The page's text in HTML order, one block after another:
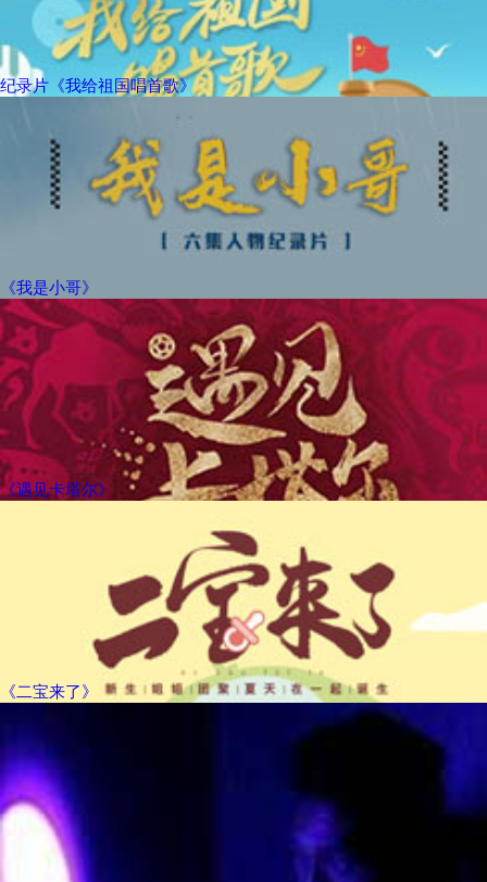
纪录片《我给祖国唱首歌》
《我是小哥》
《遇见卡塔尔》
《二宝来了》